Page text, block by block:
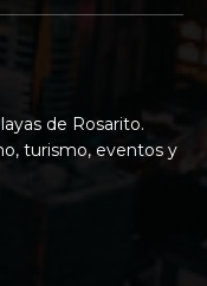
de Rosarito.
turismo, eventos y